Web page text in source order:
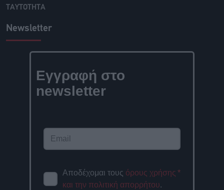
ΤΑΥΤΟΤΗΤΑ
Newsletter
Εγγραφή στο
newsletter
Αποδέχομαι τους όρους χρήσης
και την πολιτική απορρήτου.
*